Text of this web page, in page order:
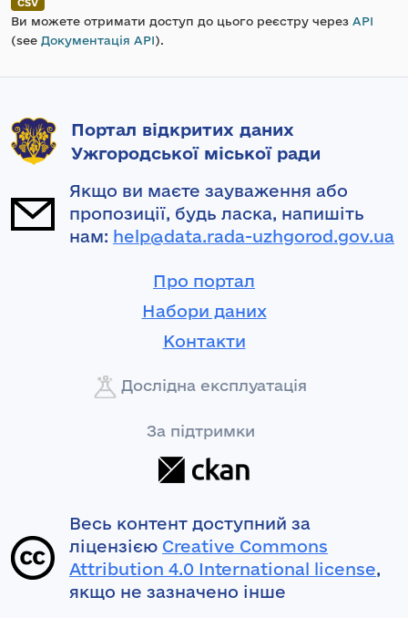
Ви можете отримати доступ до цього реєстру через API
(see Документація API).
Портал відкритих даних
Ужгородської міської ради
Якщо ви маєте зауваження або
пропозиції, будь ласка, напишіть
нам: help@data.rada-uzhgorod.gov.ua
Про портал
Набори даних
Контакти
Дослідна експлуатація
За підтримки
Весь контент доступний за
ліцензією Creative Commons
Attribution 4.0 International license,
якщо не зазначено інше